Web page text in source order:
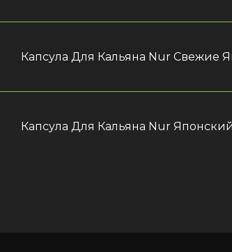
Капсула Для Кальяна Nur Свежие
Капсула Для Кальяна Nur